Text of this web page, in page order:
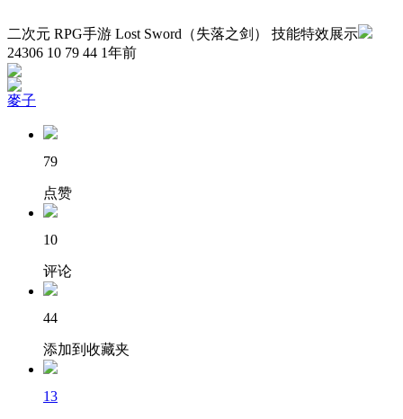
二次元 RPG手游 Lost Sword（失落之剑） 技能特效展示
24306 10 79 44 1年前
麥子
79
点赞
10
评论
44
添加到收藏夹
13